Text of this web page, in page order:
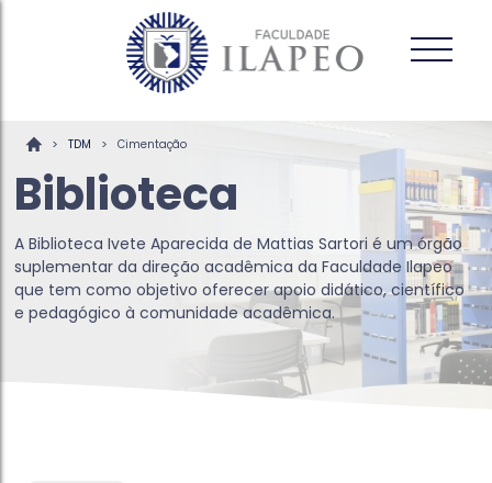
> TDM > Cimentação
Biblioteca
A Biblioteca Ivete Aparecida de Mattias Sartori é um órgão
suplementar da direção acadêmica da Faculdade Ilapeo
que tem como objetivo oferecer apoio didático, científico
e pedagógico à comunidade acadêmica.